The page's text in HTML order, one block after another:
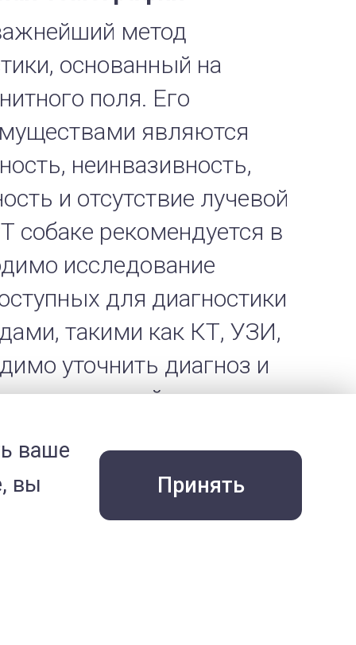
метод
основанный на
поля. Его
являются
неинвазивность,
и отсутствие лучевой
собаке рекомендуется в
исследование
для диагностики
такими как КТ, УЗИ,
уточнить диагноз и
дальнейшего
разные ткани даже
органа.
ваше
вы
Принять